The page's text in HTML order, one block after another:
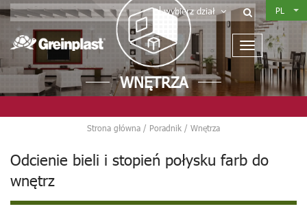
wybierz dział PL
WNĘTRZA
Strona główna / Poradnik / Wnętrza
Odcienie bieli i stopień połysku farb do
wnętrz